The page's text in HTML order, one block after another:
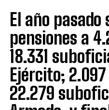
El año
pensiones a
18.331
Ejército;
22.279